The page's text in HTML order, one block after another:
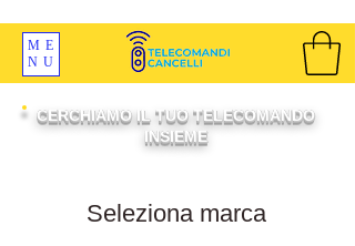
ME
NU
CERCHIAMO IL TUO TELECOMANDO
INSIEME